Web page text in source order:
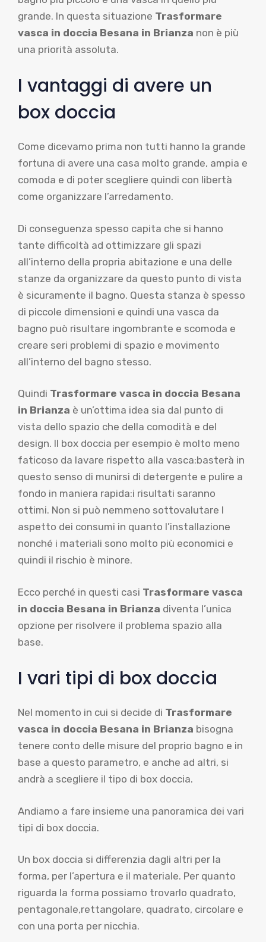
grande. In questa situazione Trasformare
vasca in doccia Besana in Brianza non è più
una priorità assoluta.
I vantaggi di avere un
box doccia
Come dicevamo prima non tutti hanno la grande
fortuna di avere una casa molto grande, ampia e
comoda e di poter scegliere quindi con libertà
come organizzare l’arredamento.
Di conseguenza spesso capita che si hanno
tante difficoltà ad ottimizzare gli spazi
all’interno della propria abitazione e una delle
stanze da organizzare da questo punto di vista
è sicuramente il bagno. Questa stanza è spesso
di piccole dimensioni e quindi una vasca da
bagno può risultare ingombrante e scomoda e
creare seri problemi di spazio e movimento
all’interno del bagno stesso.
Quindi Trasformare vasca in doccia Besana
in Brianza è un’ottima idea sia dal punto di
vista dello spazio che della comodità e del
design. Il box doccia per esempio è molto meno
faticoso da lavare rispetto alla vasca:basterà in
questo senso di munirsi di detergente e pulire a
fondo in maniera rapida:i risultati saranno
ottimi. Non si può nemmeno sottovalutare l
aspetto dei consumi in quanto l’installazione
nonché i materiali sono molto più economici e
quindi il rischio è minore.
Ecco perché in questi casi Trasformare vasca
in doccia Besana in Brianza diventa l’unica
opzione per risolvere il problema spazio alla
base.
I vari tipi di box doccia
Nel momento in cui si decide di Trasformare
vasca in doccia Besana in Brianza bisogna
tenere conto delle misure del proprio bagno e in
base a questo parametro, e anche ad altri, si
andrà a scegliere il tipo di box doccia.
Andiamo a fare insieme una panoramica dei vari
tipi di box doccia.
Un box doccia si differenzia dagli altri per la
forma, per l’apertura e il materiale. Per quanto
riguarda la forma possiamo trovarlo quadrato,
pentagonale,rettangolare, quadrato, circolare e
con una porta per nicchia.